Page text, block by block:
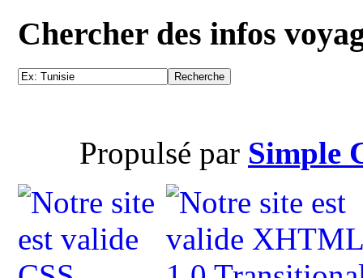
Chercher des infos
Propulsé par Simple